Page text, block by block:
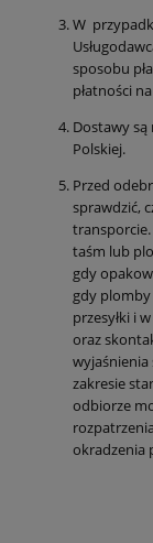
W
sposobu
płatności
Dostawy
Polskiej.
Przed
sprawdzić,
transporcie.
taśm lub
gdy
gdy
przesyłki i
oraz
wyjaśnienia
zakresie
odbiorze
okradzenia